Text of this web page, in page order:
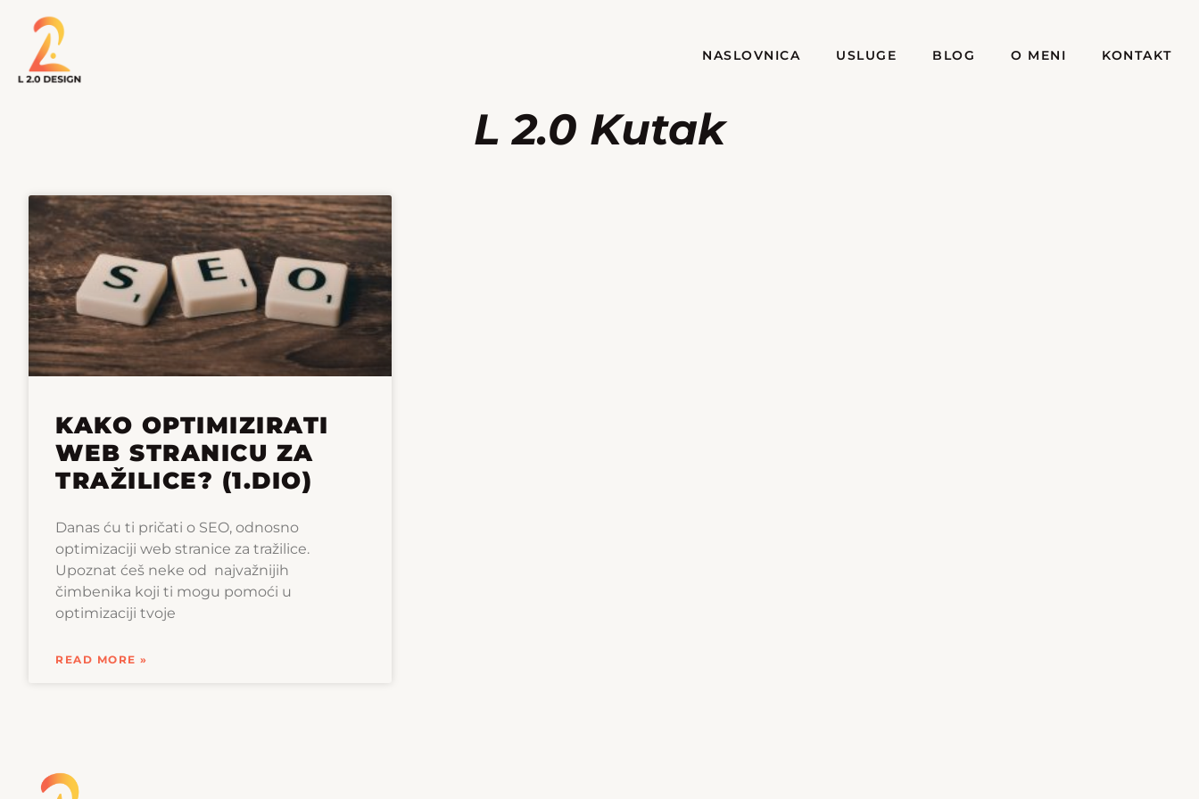
NASLOVNICA USLUGE BLOG O MENI KONTAKT
L 2.0 Kutak
KAKO OPTIMIZIRATI
WEB STRANICU ZA
TRAŽILICE? (1.DIO)
Danas ću ti pričati o SEO, odnosno
optimizaciji web stranice za tražilice.
Upoznat ćeš neke od najvažnijih
čimbenika koji ti mogu pomoći u
optimizaciji tvoje
READ MORE »